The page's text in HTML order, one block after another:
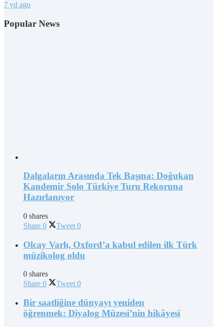
7 yıl ago
Popular News
Dalgaların Arasında Tek Başına: Doğukan
Kandemir Solo Türkiye Turu Rekoruna
Hazırlanıyor
0 shares
Share 0 Tweet 0
Olcay Varlı, Oxford’a kabul edilen ilk Türk
müzikolog oldu
0 shares
Share 0 Tweet 0
Bir saatliğine dünyayı yeniden
öğrenmek: Diyalog Müzesi’nin hikâyesi